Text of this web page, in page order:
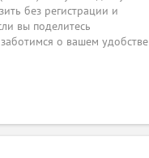
без регистрации и
вы поделитесь
о вашем удобстве